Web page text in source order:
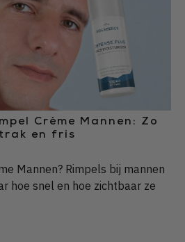
Crème Mannen: Zo
en fris
Mannen? Rimpels bij mannen
hoe snel en hoe zichtbaar ze